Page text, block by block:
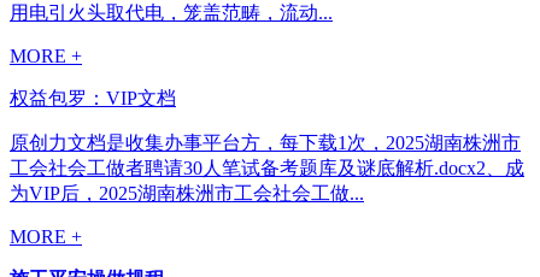
用电引火头取代电，笼盖范畴，流动...
MORE +
权益包罗：VIP文档
原创力文档是收集办事平台方，每下载1次，2025湖南株洲市
工会社会工做者聘请30人笔试备考题库及谜底解析.docx2、成
为VIP后，2025湖南株洲市工会社会工做...
MORE +